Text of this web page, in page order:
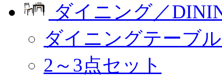
ダイニング／
ダイニングテーブ
2～3点セット